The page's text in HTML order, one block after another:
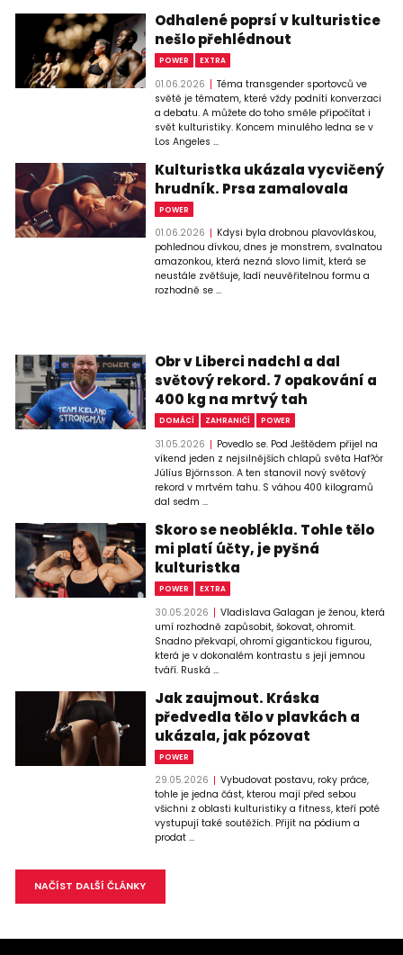
Odhalené poprsí v kulturistice
nešlo přehlédnout
POWER EXTRA
01.06.2026
Téma transgender sportovců ve
světě je tématem, které vždy podnítí konverzaci
a debatu. A můžete do toho směle připočítat i
svět kulturistiky. Koncem minulého ledna se v
Los Angeles ...
Kulturistka ukázala vycvičený
hrudník. Prsa zamalovala
POWER
01.06.2026
Kdysi byla drobnou plavovláskou,
pohlednou dívkou, dnes je monstrem, svalnatou
amazonkou, která nezná slovo limit, která se
neustále zvětšuje, ladí neuvěřitelnou formu a
rozhodně se ...
Obr v Liberci nadchl a dal
světový rekord. 7 opakování a
400 kg na mrtvý tah
DOMÁCÍ ZAHRANIČÍ POWER
31.05.2026
Povedlo se. Pod Ještědem přijel na
víkend jeden z nejsilnějších chlapů světa Haf?ór
Júlíus Björnsson. A ten stanovil nový světový
rekord v mrtvém tahu. S váhou 400 kilogramů
dal sedm ...
Skoro se neoblékla. Tohle tělo
mi platí účty, je pyšná
kulturistka
POWER EXTRA
30.05.2026
Vladislava Galagan je ženou, která
umí rozhodně zapůsobit, šokovat, ohromit.
Snadno překvapí, ohromí gigantickou figurou,
která je v dokonalém kontrastu s její jemnou
tváří. Ruská ...
Jak zaujmout. Kráska
předvedla tělo v plavkách a
ukázala, jak pózovat
POWER
29.05.2026
Vybudovat postavu, roky práce,
tohle je jedna část, kterou mají před sebou
všichni z oblasti kulturistiky a fitness, kteří poté
vystupují také soutěžích. Přijít na pódium a
prodat ...
NAČÍST DALŠÍ ČLÁNKY